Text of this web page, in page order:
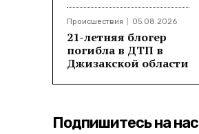
Происшествия 05.08.2026
21-летняя блогер
погибла в ДТП в
Джизакской области
Подпишитесь на нас